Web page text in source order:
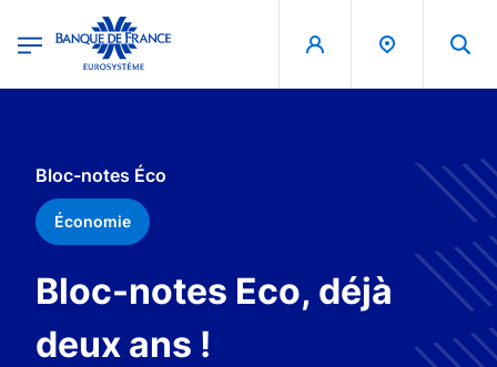
Banque de France - Menu Principal
Bloc-notes Éco
Économie
Bloc-notes Eco, déjà
deux ans !